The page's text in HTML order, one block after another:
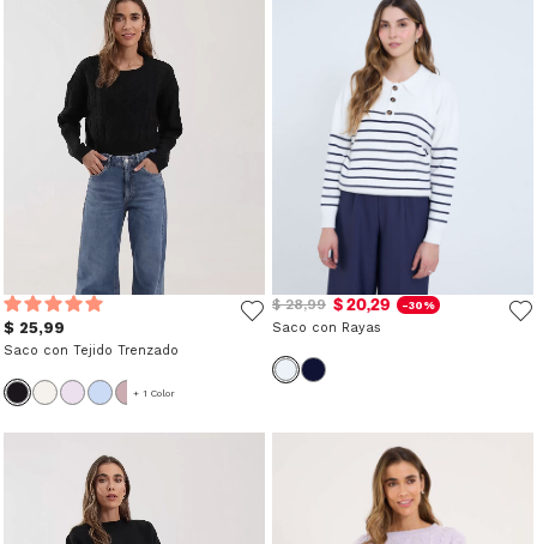
$ 25,99
Saco con Tejido Trenzado
+ 1 Color
$ 28,99 $ 20,29 -30%
Saco con Rayas